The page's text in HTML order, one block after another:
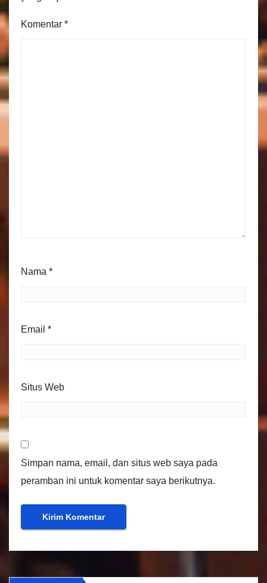
Komentar *
Nama *
Email *
Situs Web
Simpan nama, email, dan situs web saya pada
peramban ini untuk komentar saya berikutnya.